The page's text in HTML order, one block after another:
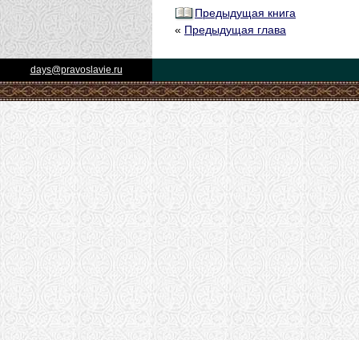
Предыдущая книга
« Предыдущая глава
days@pravoslavie.ru